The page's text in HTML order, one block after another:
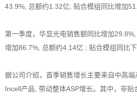
43.9%, 总额约1.32亿; 贴合模组同比增加
第一季度，华显光电销售额同比增加
增加86.7%, 总额约4.14亿 ; 贴合模组同比
据公司介绍，首季销售增长主要来自中高
Incell产品, 带动整体ASP增长。其中，非